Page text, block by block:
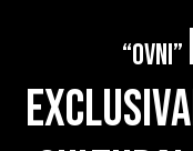
“OVNI”